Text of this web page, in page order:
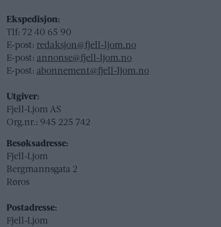
Ekspedisjon:
Tlf: 72 40 65 90
E-post: redaksjon@fjell-ljom.no
E-post: annonse@fjell-ljom.no
E-post: abonnement@fjell-ljom.no
Utgiver:
Fjell-Ljom AS
Org.nr.: 945 225 742
Besøksadresse:
Fjell-Ljom
Bergmannsgata 2
Røros
Postadresse:
Fjell-Ljom